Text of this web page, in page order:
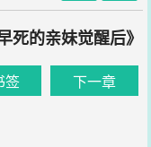
死的亲妹觉醒后》
签 下一章